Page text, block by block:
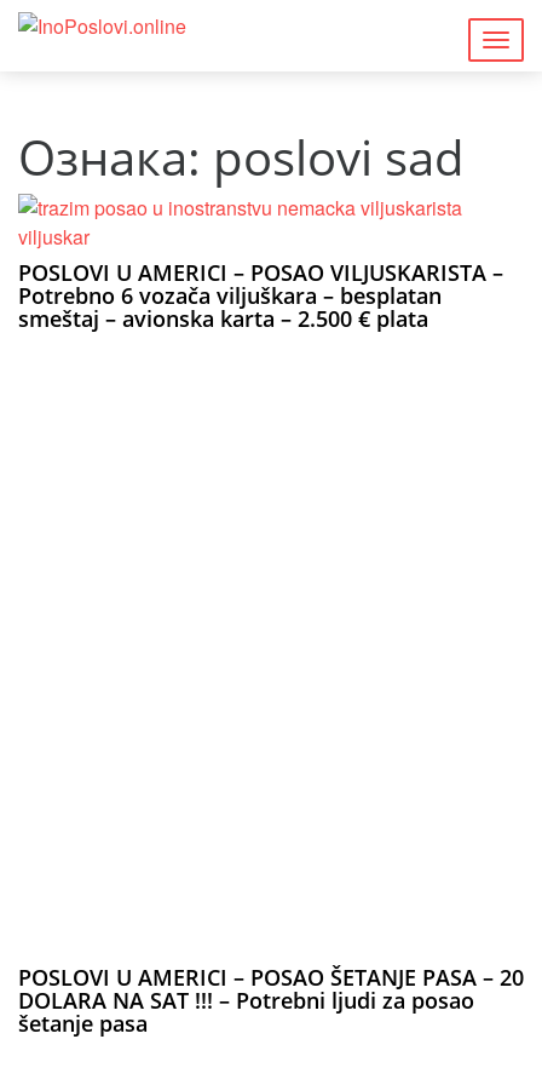
Ознака: poslovi sad
POSLOVI U AMERICI – POSAO VILJUSKARISTA –
Potrebno 6 vozača viljuškara – besplatan
smeštaj – avionska karta – 2.500 € plata
POSLOVI U AMERICI – POSAO ŠETANJE PASA – 20
DOLARA NA SAT !!! – Potrebni ljudi za posao
šetanje pasa